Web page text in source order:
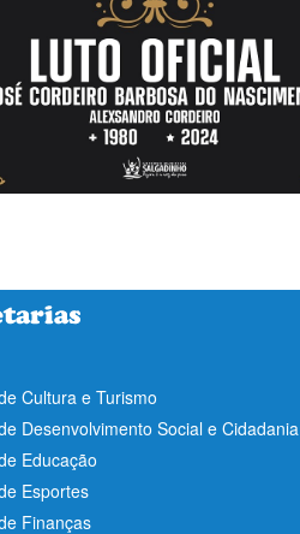
Cultura e Turismo
Desenvolvimento Social e Cidadania
Educação
Esportes
Finanças